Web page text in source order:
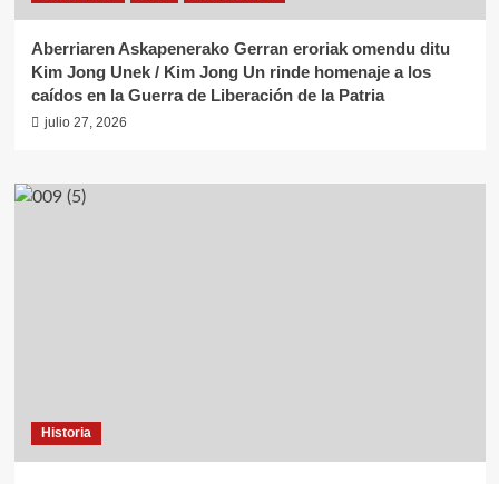
Aberriaren Askapenerako Gerran eroriak omendu ditu
Kim Jong Unek / Kim Jong Un rinde homenaje a los
caídos en la Guerra de Liberación de la Patria
julio 27, 2026
Historia